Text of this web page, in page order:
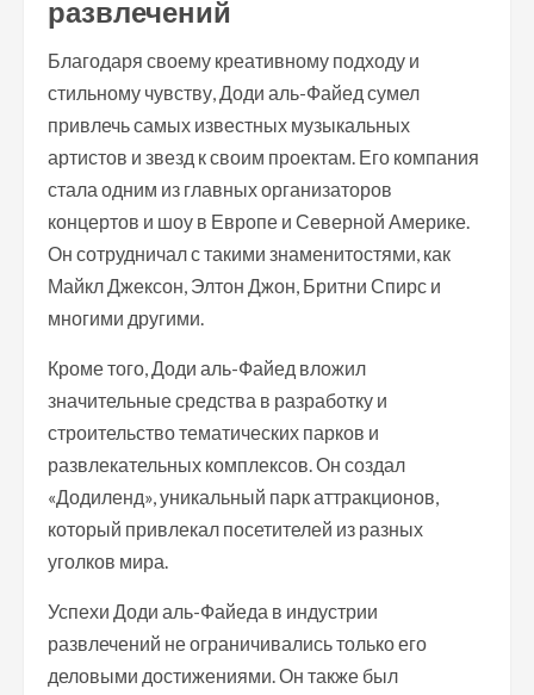
развлечений
Благодаря своему креативному подходу и
стильному чувству, Доди аль-Файед сумел
привлечь самых известных музыкальных
артистов и звезд к своим проектам. Его компания
стала одним из главных организаторов
концертов и шоу в Европе и Северной Америке.
Он сотрудничал с такими знаменитостями, как
Майкл Джексон, Элтон Джон, Бритни Спирс и
многими другими.
Кроме того, Доди аль-Файед вложил
значительные средства в разработку и
строительство тематических парков и
развлекательных комплексов. Он создал
«Додиленд», уникальный парк аттракционов,
который привлекал посетителей из разных
уголков мира.
Успехи Доди аль-Файеда в индустрии
развлечений не ограничивались только его
деловыми достижениями. Он также был